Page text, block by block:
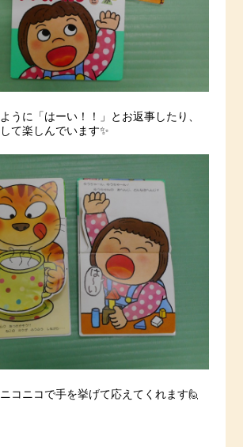
うに「はーい！！」とお返事したり、
て楽しんでいます✨
コニコで手を挙げて応えてくれます🙋